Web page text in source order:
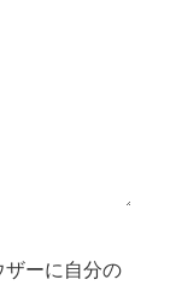
ザーに自分の